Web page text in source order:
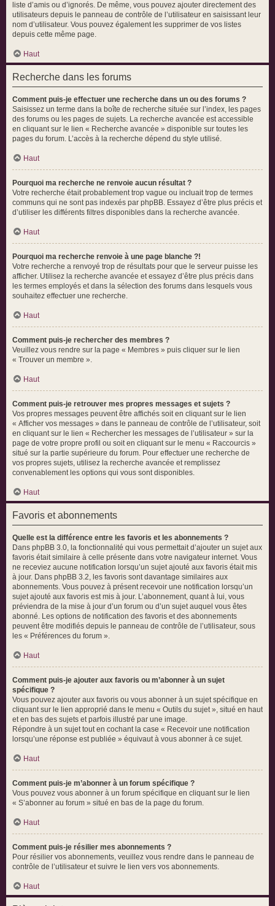
liste d’amis ou d’ignorés. De même, vous pouvez ajouter directement des
utilisateurs depuis le panneau de contrôle de l’utilisateur en saisissant leur
nom d’utilisateur. Vous pouvez également les supprimer de vos listes
depuis cette même page.
Haut
Recherche dans les forums
Comment puis-je effectuer une recherche dans un ou des forums ?
Saisissez un terme dans la boîte de recherche située sur l’index, les pages
des forums ou les pages de sujets. La recherche avancée est accessible
en cliquant sur le lien « Recherche avancée » disponible sur toutes les
pages du forum. L’accès à la recherche dépend du style utilisé.
Haut
Pourquoi ma recherche ne renvoie aucun résultat ?
Votre recherche était probablement trop vague ou incluait trop de termes
communs qui ne sont pas indexés par phpBB. Essayez d’être plus précis et
d’utiliser les différents filtres disponibles dans la recherche avancée.
Haut
Pourquoi ma recherche renvoie à une page blanche ?!
Votre recherche a renvoyé trop de résultats pour que le serveur puisse les
afficher. Utilisez la recherche avancée et essayez d’être plus précis dans
les termes employés et dans la sélection des forums dans lesquels vous
souhaitez effectuer une recherche.
Haut
Comment puis-je rechercher des membres ?
Veuillez vous rendre sur la page « Membres » puis cliquer sur le lien
« Trouver un membre ».
Haut
Comment puis-je retrouver mes propres messages et sujets ?
Vos propres messages peuvent être affichés soit en cliquant sur le lien
« Afficher vos messages » dans le panneau de contrôle de l’utilisateur, soit
en cliquant sur le lien « Rechercher les messages de l’utilisateur » sur la
page de votre propre profil ou soit en cliquant sur le menu « Raccourcis »
situé sur la partie supérieure du forum. Pour effectuer une recherche de
vos propres sujets, utilisez la recherche avancée et remplissez
convenablement les options qui vous sont disponibles.
Haut
Favoris et abonnements
Quelle est la différence entre les favoris et les abonnements ?
Dans phpBB 3.0, la fonctionnalité qui vous permettait d’ajouter un sujet aux
favoris était similaire à celle présente dans votre navigateur internet. Vous
ne receviez aucune notification lorsqu’un sujet ajouté aux favoris était mis
à jour. Dans phpBB 3.2, les favoris sont davantage similaires aux
abonnements. Vous pouvez à présent recevoir une notification lorsqu’un
sujet ajouté aux favoris est mis à jour. L’abonnement, quant à lui, vous
préviendra de la mise à jour d’un forum ou d’un sujet auquel vous êtes
abonné. Les options de notification des favoris et des abonnements
peuvent être modifiés depuis le panneau de contrôle de l’utilisateur, sous
les « Préférences du forum ».
Haut
Comment puis-je ajouter aux favoris ou m’abonner à un sujet
spécifique ?
Vous pouvez ajouter aux favoris ou vous abonner à un sujet spécifique en
cliquant sur le lien approprié dans le menu « Outils du sujet », situé en haut
et en bas des sujets et parfois illustré par une image.
Répondre à un sujet tout en cochant la case « Recevoir une notification
lorsqu’une réponse est publiée » équivaut à vous abonner à ce sujet.
Haut
Comment puis-je m’abonner à un forum spécifique ?
Vous pouvez vous abonner à un forum spécifique en cliquant sur le lien
« S’abonner au forum » situé en bas de la page du forum.
Haut
Comment puis-je résilier mes abonnements ?
Pour résilier vos abonnements, veuillez vous rendre dans le panneau de
contrôle de l’utilisateur et suivre le lien vers vos abonnements.
Haut